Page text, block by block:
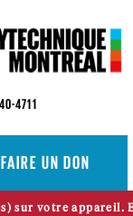
4711
FAIRE UN DON
sur votre